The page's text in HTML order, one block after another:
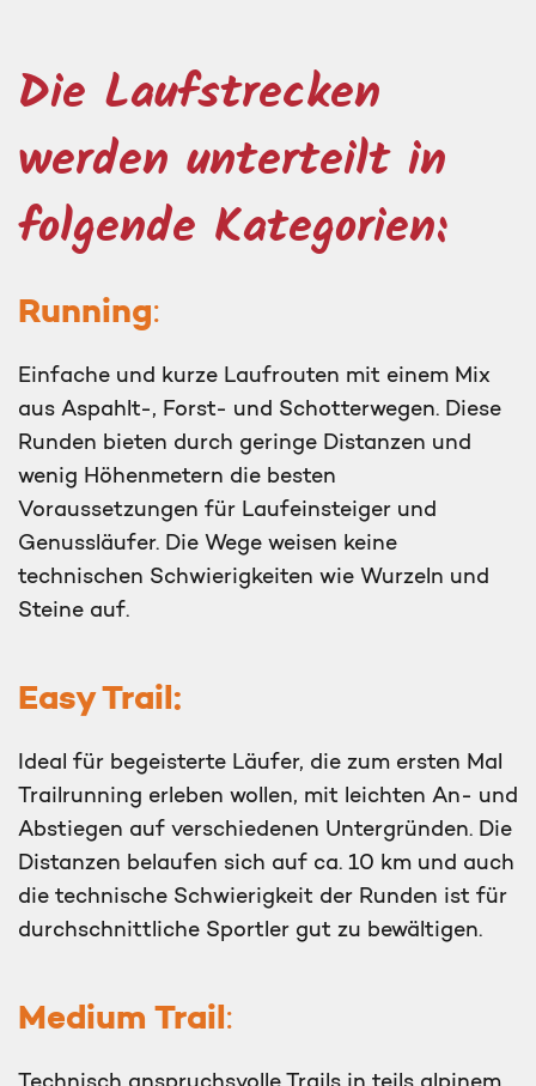
Die Laufstrecken
werden unterteilt in
folgende Kategorien:
Running:
Einfache und kurze Laufrouten mit einem Mix
aus Aspahlt-, Forst- und Schotterwegen. Diese
Runden bieten durch geringe Distanzen und
wenig Höhenmetern die besten
Voraussetzungen für Laufeinsteiger und
Genussläufer. Die Wege weisen keine
technischen Schwierigkeiten wie Wurzeln und
Steine auf.
Easy Trail:
Ideal für begeisterte Läufer, die zum ersten Mal
Trailrunning erleben wollen, mit leichten An- und
Abstiegen auf verschiedenen Untergründen. Die
Distanzen belaufen sich auf ca. 10 km und auch
die technische Schwierigkeit der Runden ist für
durchschnittliche Sportler gut zu bewältigen.
Medium Trail: